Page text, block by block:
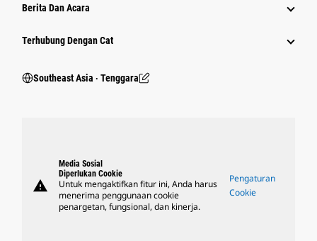
Berita Dan Acara
Terhubung Dengan Cat
Southeast Asia ‧ Tenggara
warning
Media Sosial
Diperlukan Cookie
Untuk mengaktifkan fitur ini, Anda harus
menerima penggunaan cookie
penargetan, fungsional, dan kinerja.
Pengaturan
Cookie